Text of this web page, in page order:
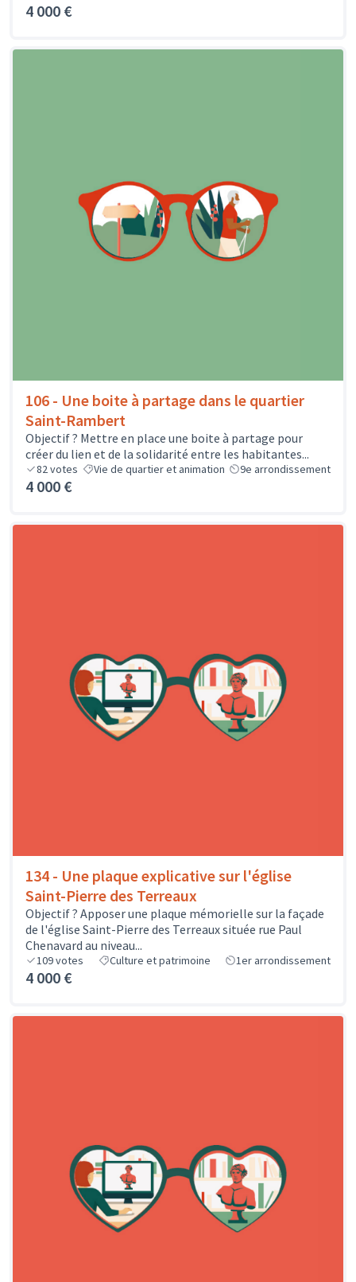
4 000 €
106 - Une boite à partage dans le quartier
Saint-Rambert
Objectif ? Mettre en place une boite à partage pour
créer du lien et de la solidarité entre les habitantes...
82votes Vie de quartier et animation 9e arrondissement
4 000 €
134 - Une plaque explicative sur l'église
Saint-Pierre des Terreaux
Objectif ? Apposer une plaque mémorielle sur la façade
de l'église Saint-Pierre des Terreaux située rue Paul
Chenavard au niveau...
109votes Culture et patrimoine 1er arrondissement
4 000 €